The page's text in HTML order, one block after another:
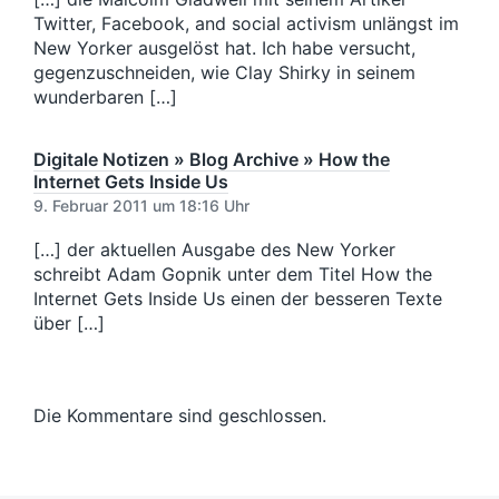
r
a
g
:
r
a
g
:
Twitter, Facebook, and social activism unlängst im
New Yorker ausgelöst hat. Ich habe versucht,
gegenzuschneiden, wie Clay Shirky in seinem
wunderbaren […]
Digitale Notizen » Blog Archive » How the
Internet Gets Inside Us
9. Februar 2011 um 18:16 Uhr
[…] der aktuellen Ausgabe des New Yorker
schreibt Adam Gopnik unter dem Titel How the
Internet Gets Inside Us einen der besseren Texte
über […]
Die Kommentare sind geschlossen.